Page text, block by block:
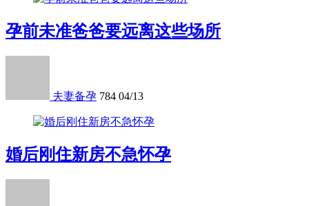
孕前未准爸爸要远离这些场所
夫妻备孕 784 04/13
婚后刚住新房不急怀孕